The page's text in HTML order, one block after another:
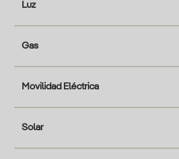
Luz
Gas
Movilidad Eléctrica
Solar